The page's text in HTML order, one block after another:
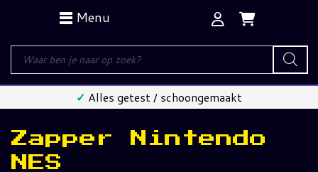
Menu
Producten
zoeken
✓ Alles getest / schoongemaakt
Zapper Nintendo
NES